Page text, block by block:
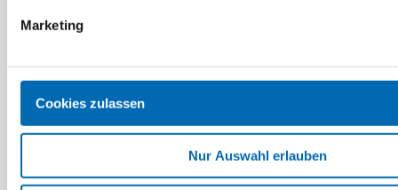
Marketing
Cookies zulassen
Nur Auswahl erlauben
2